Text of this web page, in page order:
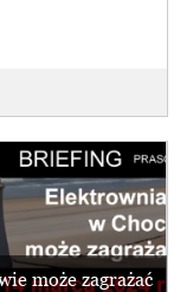
może zagrażać